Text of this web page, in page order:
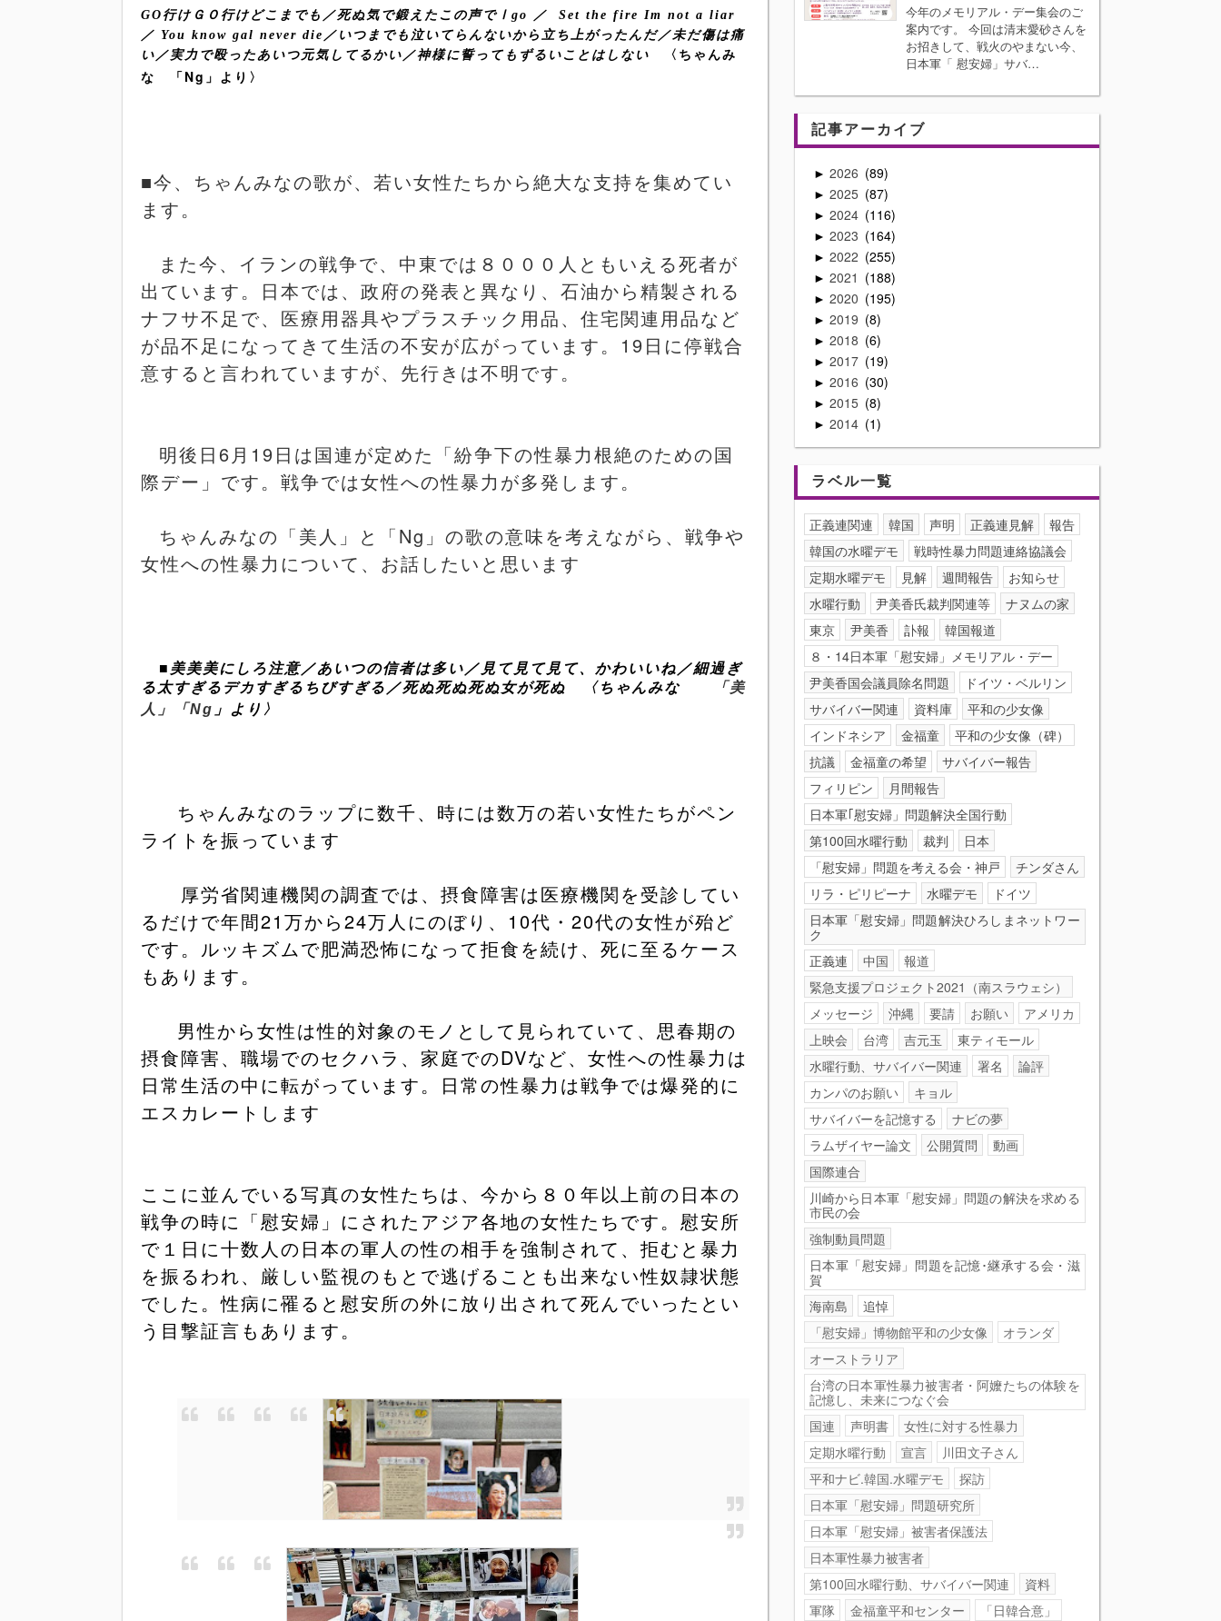
GO行けＧＯ行けどこまでも／死ぬ気で鍛えたこの声でⅠgo ／
Set the fire Im not a liar
／ You know gal never die ／いつまでも泣いてらんないから立ち上がったんだ／未だ傷は痛
い／実力で殴ったあいつ元気してるかい／神様に誓ってもずるいことはしない
〈ちゃんみ
な 「Ng 」より〉
■今、ちゃんみなの歌が、若い女性たちから絶大な支持を集めてい
ます。
また今、イランの戦争で、中東では８０００人ともいえる死者が
出ています。日本では、政府の発表と異なり、石油から精製される
ナフサ不足で、医療用器具やプラスチック用品、住宅関連用品など
が品不足になってきて生活の不安が広がっています。 19日に停戦合
意すると言われていますが、先行きは不明です。
明後日6月 19日は国連が定めた「紛争下の性暴力根絶のための国
際デー」です。戦争では女性への性暴力が多発します。
ちゃんみなの「美人」と「Ng 」の歌の意味を考えながら、戦争や
女性への性暴力について、お話したいと思います
■美美美にしろ注意／あいつの信者は多い／見て見て見て、かわいいね／細過ぎ
る太すぎるデカすぎるちびすぎる／死ぬ死ぬ死ぬ女が死ぬ 〈ちゃんみな
「美
人」「Ng 」より〉
ちゃんみなのラップに数千、時には数万の若い女性たちがペン
ライトを振っています
厚労省関連機関の調査では、摂食障害は医療機関を受診してい
るだけで年間21万から24万人にのぼり、 10代・20代の女性が殆ど
です。ルッキズムで肥満恐怖になって拒食を続け、死に至るケース
もあります。
男性から女性は性的対象のモノとして見られていて、思春期の
摂食障害、職場でのセクハラ、家庭でのDVなど、女性への性暴力は
日常生活の中に転がっています。日常の性暴力は戦争では爆発的に
エスカレートします
ここに並んでいる写真の女性たちは、今から８０年以上前の日本の
戦争の時に「慰安婦」にされたアジア各地の女性たちです。慰安所
で１日に十数人の日本の軍人の性の相手を強制されて、拒むと暴力
を振るわれ、厳しい監視のもとで逃げることも出来ない性奴隷状態
でした。性病に罹ると慰安所の外に放り出されて死んでいったとい
う目撃証言もあります。
今年のメモリアル・デー集会のご
案内です。 今回は清末愛砂さんを
お招きして、戦火のやまない今、
日本軍「 慰安婦」サバ…
記事アーカイブ
► 2026 89
► 2025 87
► 2024 116
► 2023 164
► 2022 255
► 2021 188
► 2020 195
► 2019 8
► 2018 6
► 2017 19
► 2016 30
► 2015 8
► 2014 1
ラベル一覧
正義連関連 韓国 声明 正義連見解
報告
韓国の水曜デモ
戦時性暴力問題連絡協議会
定期水曜デモ
見解 週間報告
お知らせ
水曜行動
尹美香氏裁判関連等
ナヌムの家
東京
尹美香 訃報
韓国報道
８・14日本軍「慰安婦」メモリアル・デー
尹美香国会議員除名問題
ドイツ・ベルリン
サバイバー関連
資料庫
平和の少女像
インドネシア
金福童
平和の少女像（碑）
抗議
金福童の希望
サバイバー報告
フィリピン
月間報告
日本軍｢慰安婦」問題解決全国行動
第100回水曜行動
裁判
日本
「慰安婦」問題を考える会・神戸
チンダさん
リラ・ピリピーナ
水曜デモ
ドイツ
日本軍「慰安婦」問題解決ひろしまネットワー
ク
正義連
中国
報道
緊急支援プロジェクト2021（南スラウェシ）
メッセージ
沖縄 要請 お願い
アメリカ
上映会
台湾 吉元玉
東ティモール
水曜行動、サバイバー関連
署名
論評
カンパのお願い
キョル
サバイバーを記憶する
ナビの夢
ラムザイヤー論文
公開質問
動画
国際連合
川崎から日本軍「慰安婦」問題の解決を求める
市民の会
強制動員問題
日本軍「慰安婦」問題を記憶･継承する会・滋
賀
海南島
追悼
「慰安婦」博物館平和の少女像
オランダ
オーストラリア
台湾の日本軍性暴力被害者・阿嬤たちの体験を
記憶し、未来につなぐ会
国連
声明書
女性に対する性暴力
定期水曜行動
宣言
川田文子さん
平和ナビ.韓国.水曜デモ
探訪
日本軍「慰安婦」問題研究所
日本軍「慰安婦」被害者保護法
日本軍性暴力被害者
第100回水曜行動、サバイバー関連
資料
軍隊
金福童平和センター 「日韓合意」